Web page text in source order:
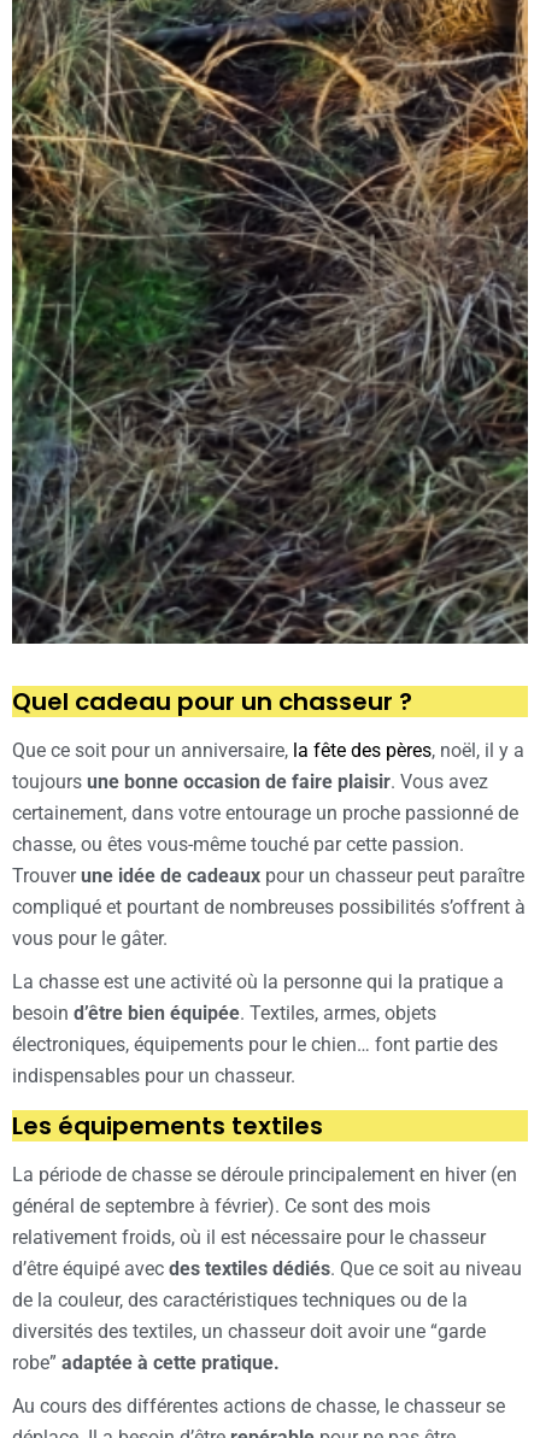
Quel cadeau pour un chasseur ?
Que ce soit pour un anniversaire, la fête des pères, noël, il y a
toujours une bonne occasion de faire plaisir. Vous avez
certainement, dans votre entourage un proche passionné de
chasse, ou êtes vous-même touché par cette passion.
Trouverune idée de cadeaux pour un chasseur peut paraître
compliqué et pourtant de nombreuses possibilités s’offrent à
vous pour le gâter.
La chasse est une activité où la personne qui la pratique a
besoin d’être bien équipée. Textiles, armes, objets
électroniques, équipements pour le chien… font partie des
indispensables pour un chasseur.
Les équipements textiles
La période de chasse se déroule principalement en hiver (en
général de septembre à février). Ce sont des mois
relativement froids, où il est nécessaire pour le chasseur
d’être équipé avec des textiles dédiés. Que ce soit au niveau
de la couleur, des caractéristiques techniques ou de la
diversités des textiles, un chasseur doit avoir une “garde
robe” adaptée à cette pratique.
Au cours des différentes actions de chasse, le chasseur se